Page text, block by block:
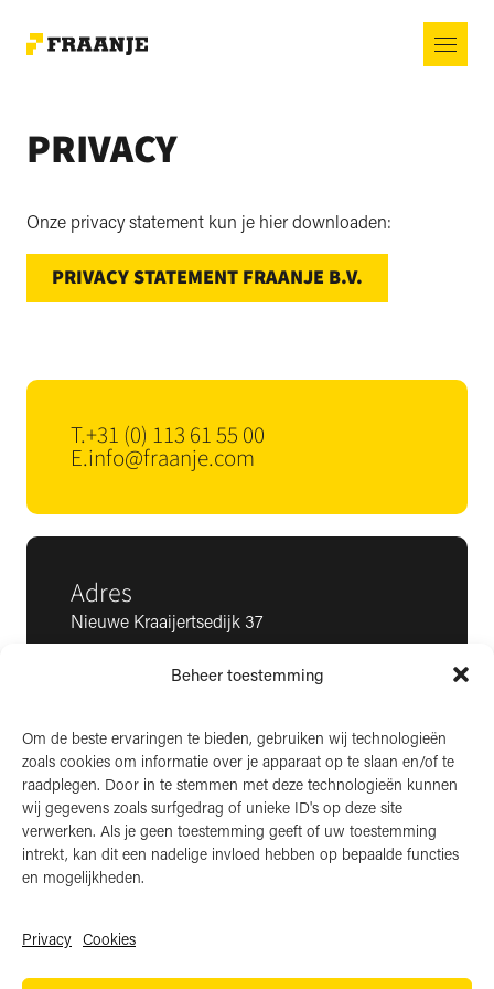
Beheer toestemming
Om de beste ervaringen te bieden, gebruiken wij technologieën
zoals cookies om informatie over je apparaat op te slaan en/of te
raadplegen. Door in te stemmen met deze technologieën kunnen
wij gegevens zoals surfgedrag of unieke ID's op deze site
verwerken. Als je geen toestemming geeft of uw toestemming
intrekt, kan dit een nadelige invloed hebben op bepaalde functies
en mogelijkheden.
Privacy Cookies
PRIVACY
Onze privacy statement kun je hier downloaden:
PRIVACY STATEMENT FRAANJE B.V.
T.+31 (0) 113 61 55 00
E.info@fraanje.com
Adres
Nieuwe Kraaijertsedijk 37
4458 NK ’s-Heer Arendskerke
BTW: NL006850807
LinkedIn
Instagram
Facebook
Algemene voorwaarden